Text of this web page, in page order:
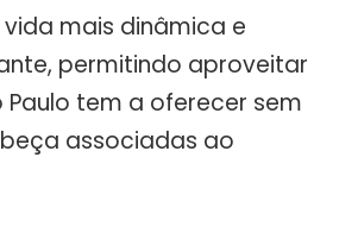
mais dinâmica e
permitindo aproveitar
Paulo tem a oferecer sem
associadas ao